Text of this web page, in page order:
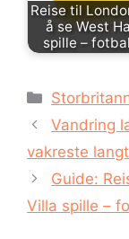
Reise til
å se West
spille –
Kategorier
Vandring
vakreste
Guide:
Villa spille –